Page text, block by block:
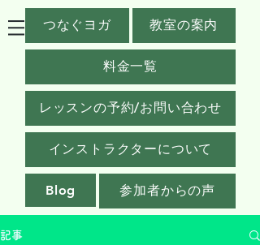
つなぐヨガ 教室の案内
料金一覧
レッスンの予約/お問い合わせ
インストラクターについて
Blog 参加者からの声
記事